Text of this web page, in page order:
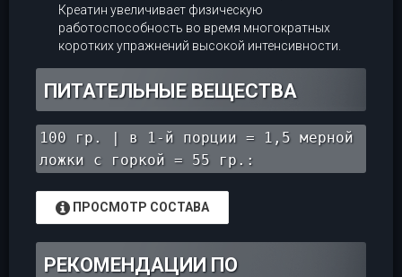
Креатин увеличивает физическую
работоспособность во время многократных
коротких упражнений высокой интенсивности.
ПИТАТЕЛЬНЫЕ ВЕЩЕСТВА
100 гр. | в 1-й порции = 1,5 мерной
ложки с горкой = 55 гр.:
ПРОСМОТР СОСТАВА
РЕКОМЕНДАЦИИ ПО